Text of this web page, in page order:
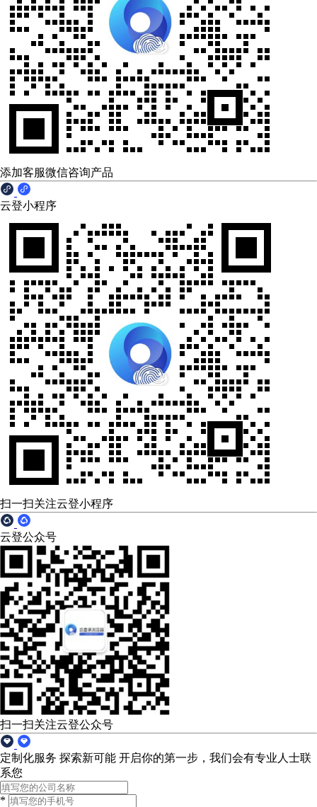
添加客服微信咨询产品
云登小程序
扫一扫关注云登小程序
云登公众号
扫一扫关注云登公众号
定制化服务 探索新可能 开启你的第一步，我们会有专业人士联
系您
*